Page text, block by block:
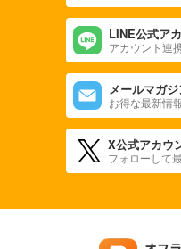
LINE公式ア
アカウント連
メールマガ
お得な最新情
X公式アカウ
フォローして